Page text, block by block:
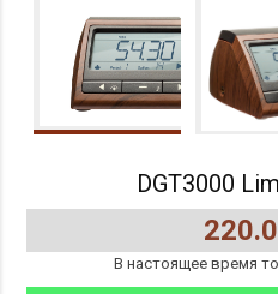
DGT3000
В настоящее время